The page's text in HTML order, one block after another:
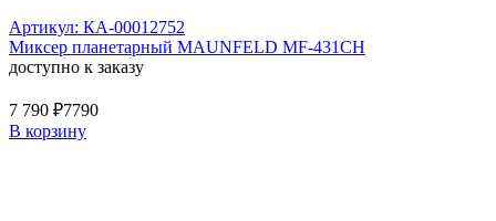
Артикул: КА-00012752
Миксер планетарный MAUNFELD MF-431CH
доступно к заказу
7 790 ₽7790
В корзину